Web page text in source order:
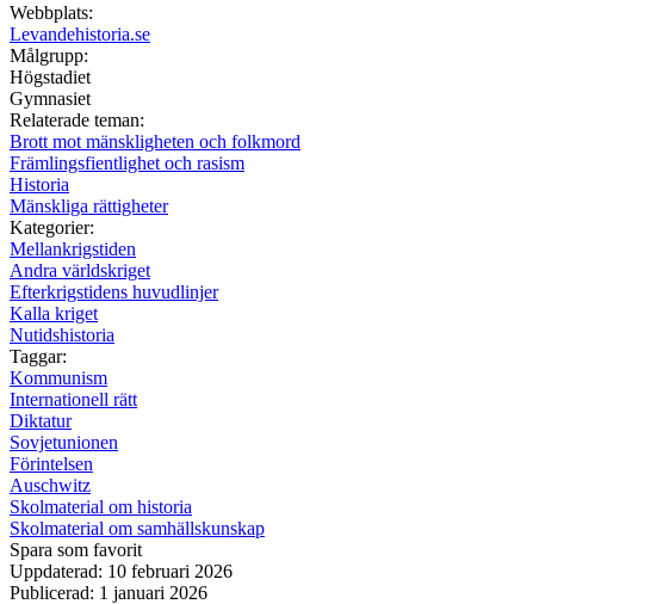
Webbplats:
Levandehistoria.se
Målgrupp:
Högstadiet
Gymnasiet
Relaterade teman:
Brott mot mänskligheten och folkmord
Främlingsfientlighet och rasism
Historia
Mänskliga rättigheter
Kategorier:
Mellankrigstiden
Andra världskriget
Efterkrigstidens huvudlinjer
Kalla kriget
Nutidshistoria
Taggar:
Kommunism
Internationell rätt
Diktatur
Sovjetunionen
Förintelsen
Auschwitz
Skolmaterial om historia
Skolmaterial om samhällskunskap
Spara som favorit
Uppdaterad: 10 februari 2026
Publicerad: 1 januari 2026